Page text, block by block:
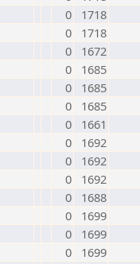
0
1718
0
1718
0
1672
0
1685
0
1685
0
1685
0
1661
0
1692
0
1692
0
1692
0
1688
0
1699
0
1699
0
1699